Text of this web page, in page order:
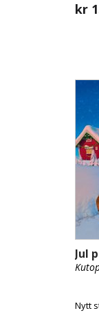
varm
kr
Jul
Nytt